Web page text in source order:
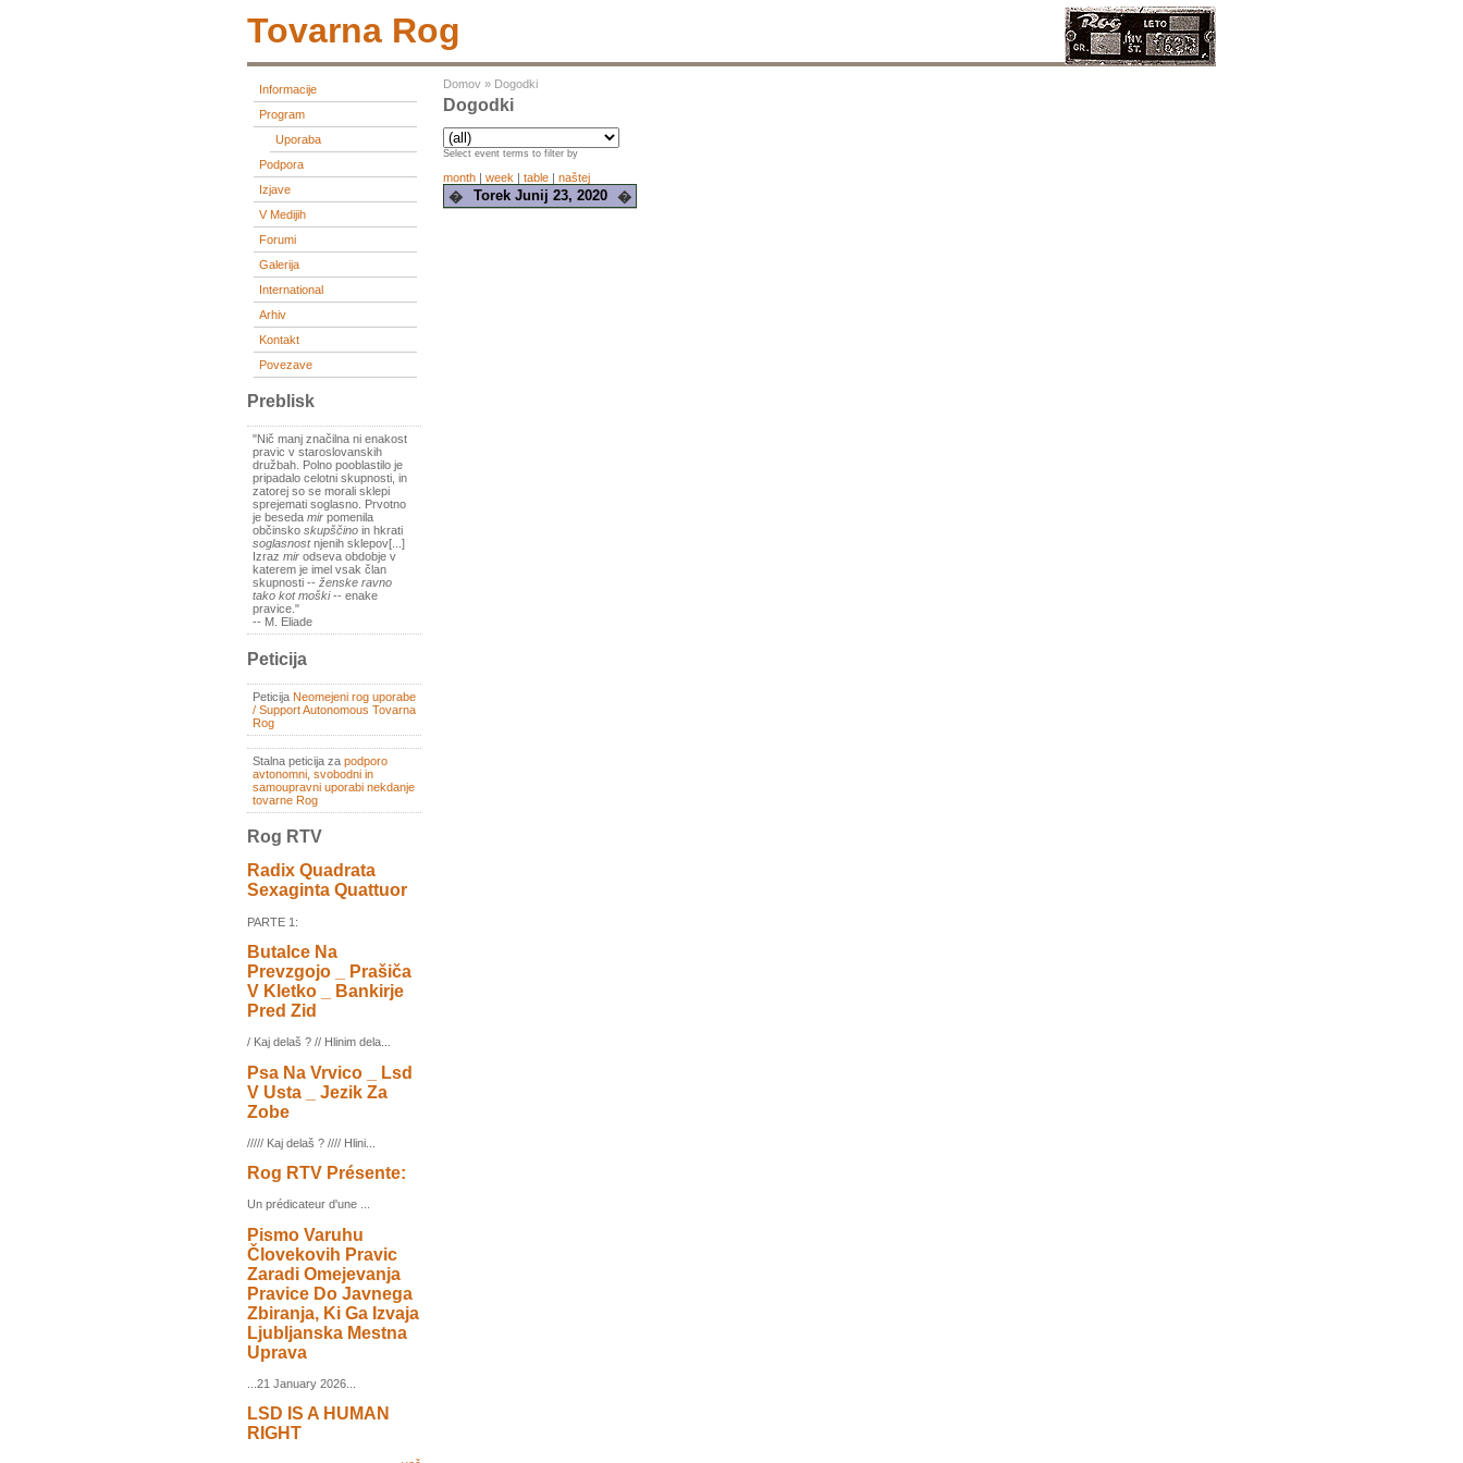
Tovarna Rog
Informacije
Program
Uporaba
Podpora
Izjave
V Medijih
Forumi
Galerija
International
Arhiv
Kontakt
Povezave
Preblisk
"Nič manj značilna ni enakost
pravic v staroslovanskih
družbah. Polno pooblastilo je
pripadalo celotni skupnosti, in
zatorej so se morali sklepi
sprejemati soglasno. Prvotno
je beseda mir pomenila
občinsko skupščino in hkrati
soglasnostnjenih sklepov[...]
Izraz mir odseva obdobje v
katerem je imel vsak član
skupnosti -- ženske ravno
tako kot moški-- enake
pravice."
-- M. Eliade
Peticija
Peticija Neomejeni rog uporabe
/ Support Autonomous Tovarna
Rog
Stalna peticija za podporo
avtonomni, svobodni in
samoupravni uporabi nekdanje
tovarne Rog
Rog RTV
Radix Quadrata
Sexaginta Quattuor
PARTE 1:
Butalce Na
Prevzgojo _ Prašiča
V Kletko _ Bankirje
Pred Zid
/ Kaj delaš ? // Hlinim dela...
Psa Na Vrvico _ Lsd
V Usta _ Jezik Za
Zobe
///// Kaj delaš ? //// Hlini...
Rog RTV Présente:
Un prédicateur d'une ...
Pismo Varuhu
Človekovih Pravic
Zaradi Omejevanja
Pravice Do Javnega
Zbiranja, Ki Ga Izvaja
Ljubljanska Mestna
Uprava
...21 January 2026...
LSD IS A HUMAN
RIGHT
Domov » Dogodki
Dogodki
Select event terms to filter by
month | week | table | naštej
� Torek Junij 23, 2020 �